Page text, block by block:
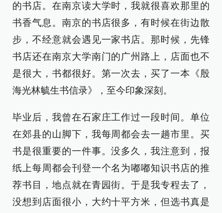
的书店。在南京读大学时，我就很喜欢那里的
书香气息。南京的书店很多，有时候在街边散
步，不经意就会遇见一家书店。那时候，先锋
书店还在南京大学南门的广州路上，店面也不
是很大，书都很好。第一次去，买了一本《殷
海光林毓生书信录》，至今印象深刻。
毕业后，我曾在石家庄工作过一段时间。单位
在郊县的山脚下，我每周都会去一趟市里。买
书是很重要的一件事。没多久，我注意到，报
纸上每周都会刊登一个名为嘟嘟知识书店的推
荐书目，地点就在青园街。于是我专程去了，
没想到店面很小，大约十平方米，但选书真是